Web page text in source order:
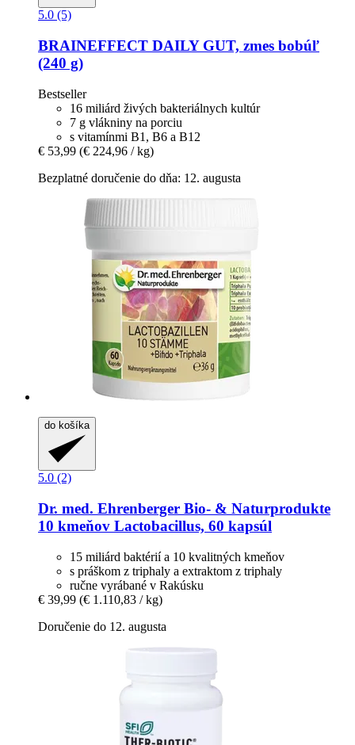
5.0 (5)
BRAINEFFECT DAILY GUT, zmes bobúľ
(240 g)
Bestseller
16 miliárd živých bakteriálnych kultúr
7 g vlákniny na porciu
s vitamínmi B1, B6 a B12
€ 53,99 (€ 224,96 / kg)
Bezplatné doručenie do dňa: 12. augusta
do košíka
5.0 (2)
Dr. med. Ehrenberger Bio- & Naturprodukte
10 kmeňov Lactobacillus, 60 kapsúl
15 miliárd baktérií a 10 kvalitných kmeňov
s práškom z triphaly a extraktom z triphaly
ručne vyrábané v Rakúsku
€ 39,99 (€ 1.110,83 / kg)
Doručenie do 12. augusta